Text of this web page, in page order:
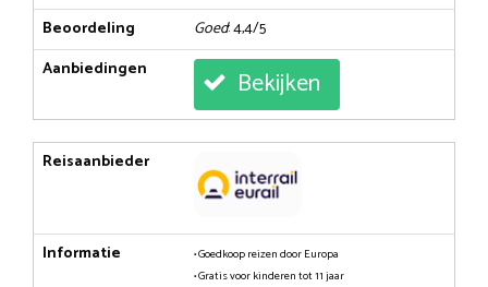
Beoordeling Goed: 4,4/5
Aanbiedingen
Bekijken
Reisaanbieder
Informatie
• Goedkoop reizen door Europa
• Gratis voor kinderen tot 11 jaar